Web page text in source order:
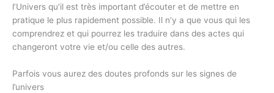
l’Univers qu’il est très important d’écouter et de mettre en
pratique le plus rapidement possible. Il n’y a que vous qui les
comprendrez et qui pourrez les traduire dans des actes qui
changeront votre vie et/ou celle des autres.
Parfois vous aurez des doutes profonds sur les signes de
l’univers